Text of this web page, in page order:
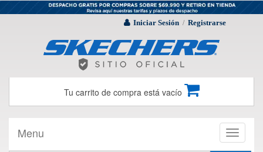
Iniciar Sesión / Registrarse
Tu carrito de compra está vacío
Toggle
Menu